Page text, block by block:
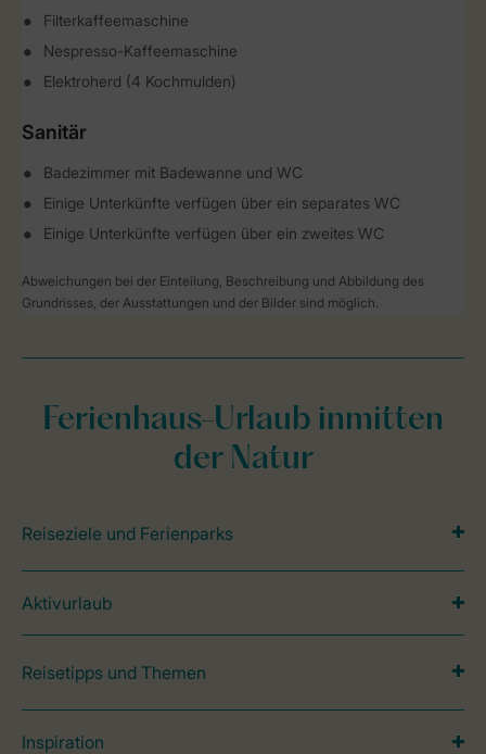
Filterkaffeemaschine
Nespresso-Kaffeemaschine
Elektroherd (4 Kochmulden)
Sanitär
Badezimmer mit Badewanne und WC
Einige Unterkünfte verfügen über ein separates WC
Einige Unterkünfte verfügen über ein zweites WC
Abweichungen bei der Einteilung, Beschreibung und Abbildung des
Grundrisses, der Ausstattungen und der Bilder sind möglich.
Ferienhaus-Urlaub inmitten
der Natur
Reiseziele und Ferienparks
Aktivurlaub
Reisetipps und Themen
Inspiration